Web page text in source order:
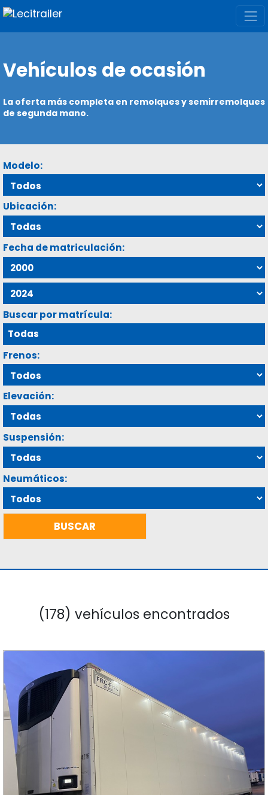
Vehículos de ocasión
La oferta más completa en remolques y semirremolques
de segunda mano.
Modelo:
Ubicación:
Fecha de matriculación:
Buscar por matrícula:
Frenos:
Elevación:
Suspensión:
Neumáticos:
(178) vehículos encontrados